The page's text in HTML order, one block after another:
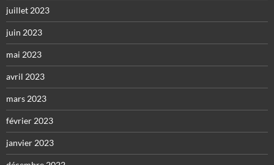
juillet 2023
juin 2023
mai 2023
avril 2023
mars 2023
février 2023
janvier 2023